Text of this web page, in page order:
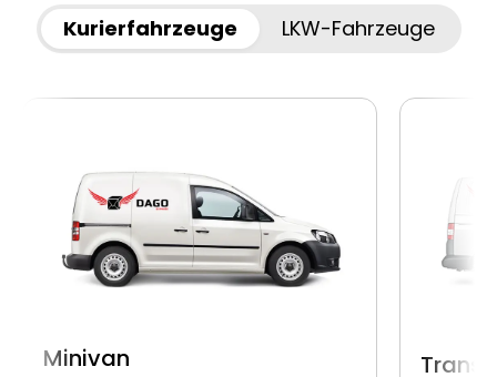
Kurierfahrzeuge LKW-Fahrzeuge
Minivan